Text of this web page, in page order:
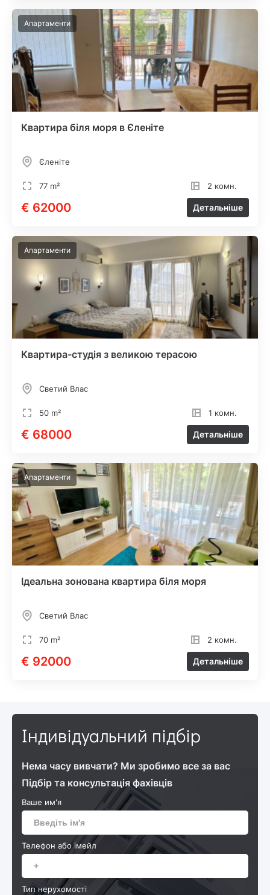
Апартаменти
Квартира біля моря в Єленіте
Єленіте
77 m² 2 комн.
€ 62000 Детальніше
Апартаменти
Квартира-студія з великою терасою
Светий Влас
50 m² 1 комн.
€ 68000 Детальніше
Апартаменти
Ідеальна зонована квартира біля моря
Светий Влас
70 m² 2 комн.
€ 92000 Детальніше
Індивідуальний підбір
Нема часу вивчати? Ми зробимо все за вас
Підбір та консультація фахівців
Ваше им'я
Телефон або імейл
Тип нерухомості